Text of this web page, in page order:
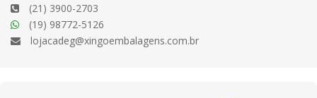
(21) 3900-2703
(19) 98772-5126
lojacadeg@xingoembalagens.com.br